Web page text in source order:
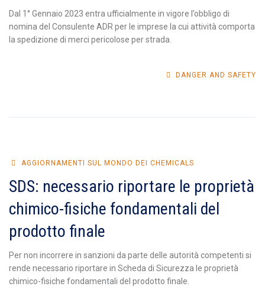
Dal 1° Gennaio 2023 entra ufficialmente in vigore l’obbligo di
nomina del Consulente ADR per le imprese la cui attività comporta
la spedizione di merci pericolose per strada.
DANGER AND SAFETY
AGGIORNAMENTI SUL MONDO DEI CHEMICALS
SDS: necessario riportare le proprietà
chimico-fisiche fondamentali del
prodotto finale
Per non incorrere in sanzioni da parte delle autorità competenti si
rende necessario riportare in Scheda di Sicurezza le proprietà
chimico-fisiche fondamentali del prodotto finale.